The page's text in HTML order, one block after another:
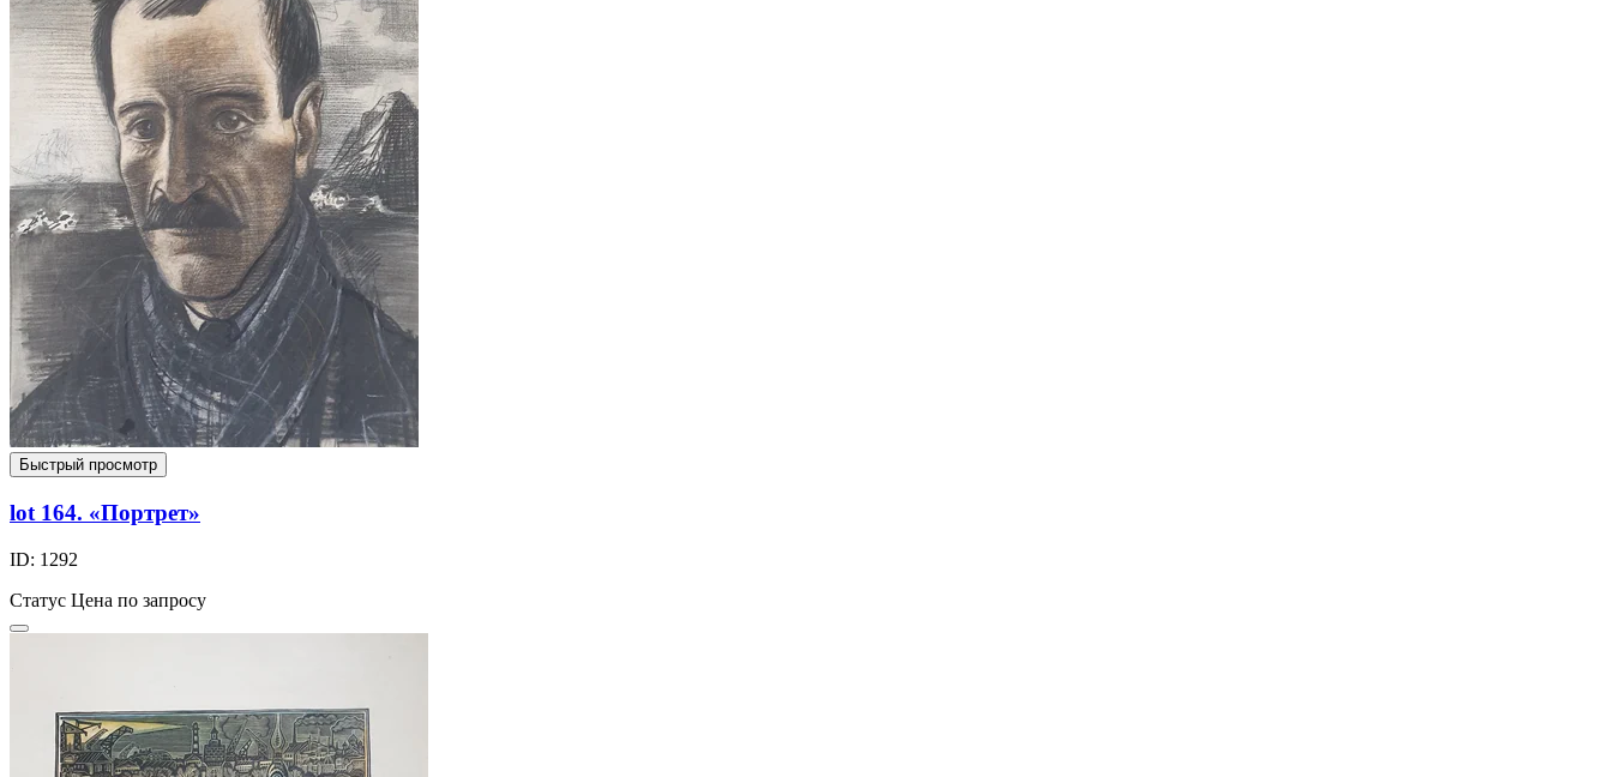
Быстрый просмотр
lot 164. «Портрет»
ID: 1292
Статус Цена по запросу